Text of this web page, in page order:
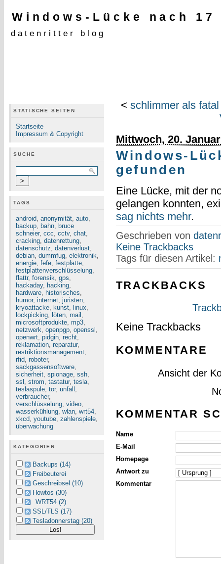
Windows-Lücke nach
datenritter blog
STATISCHE SEITEN
Startseite
Impressum & Copyright
SUCHE
TAGS
android, anonymität, auto,
backup, bahn, bruce
schneier, ccc, cctv, chat,
cracking, datenrettung,
datenschutz, datenverlust,
debian, dummfug, elektronik,
energie, fefe, festplatte,
festplattenverschlüsselung,
flattr, forensik, gps,
hackaday, hacking,
hardware, historisches,
humor, internet, juristen,
kryoattacke, kunst, linux,
lockpicking, löten, mail ,
microsoftprodukte, mp3,
netzwerk, openpgp, openssl ,
openwrt, pidgin, recht,
reklamation, reparatur,
restriktionsmanagement,
rfid, roboter,
sackgassensoftware,
sicherheit, spionage, ssh,
ssl , strom, tastatur, tesla,
teslaspule, tor, unfall ,
verbraucher,
verschlüsselung, video,
wasserkühlung, wlan, wrt54,
xkcd, youtube, zahlenspiele,
überwachung
KATEGORIEN
Backups (14)
Freibeuterei
Geschreibsel (10)
Howtos (30)
WRT54 (2)
SSL/TLS (17)
Tesladonnerstag (20)
< schlimmer als fatal
Mittwoch, 20.
Windows-
gefunden
Eine Lücke, mit der
gelangen konnten,
sag nichts mehr.
Geschrieben von
Keine Trackbacks
Tags für diesen Artikel:
TRACKBACKS
Keine Trackbacks
KOMMENTARE
Ansicht der
KOMMENTAR
Name
E-Mail
Homepage
Antwort zu
Kommentar